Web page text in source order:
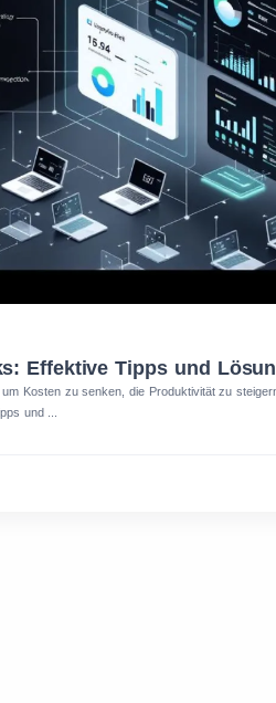
Effektive Tipps und
Kosten zu senken, die Produktivität zu
und ...